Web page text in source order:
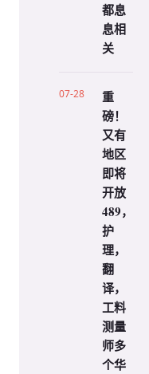
都息
息相
关
07-28
重
磅！
又有
地区
即将
开放
489，
护
理，
翻
译，
工料
测量
师多
个华